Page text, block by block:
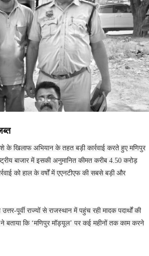
के खिलाफ अभियान के तहत बड़ी कार्रवाई करते हुए मणिपुर
बाजार में इसकी अनुमानित कीमत करीब 4.50 करोड़
को हाल के वर्षों में एएनटीएफ की सबसे बड़ी और
पूर्वी राज्यों से राजस्थान में पहुंच रही मादक पदार्थों की
बताया कि ‘मणिपुर मॉड्यूल’ पर कई महीनों तक काम करने